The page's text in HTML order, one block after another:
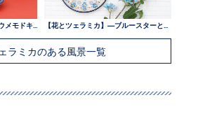
ラミカのある風景一覧